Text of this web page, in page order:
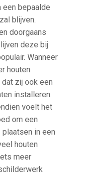
een bepaalde
blijven.
doorgaans
deze bij
Wanneer
houten
zij ook een
installeren.
voelt het
om een
in een
houten
meer